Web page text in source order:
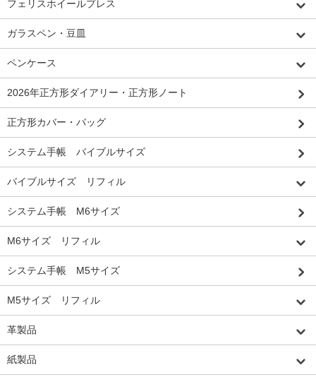
フェリスホイールプレス
ガラスペン・豆皿
ペンケース
2026年正方形ダイアリー・正方形ノート
正方形カバー・バッグ
システム手帳 バイブルサイズ
バイブルサイズ リフィル
システム手帳 M6サイズ
M6サイズ リフィル
システム手帳 M5サイズ
M5サイズ リフィル
革製品
紙製品